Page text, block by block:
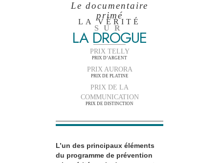
Le documentaire
primé
LA VÉRITÉ
SUR
LA DROGUE
PRIX TELLY
PRIX D’ARGENT
PRIX AURORA
PRIX DE PLATINE
PRIX DE LA
COMMUNICATION
PRIX DE DISTINCTION
L’un des principaux éléments
du programme de prévention